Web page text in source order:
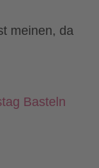
meinen, da